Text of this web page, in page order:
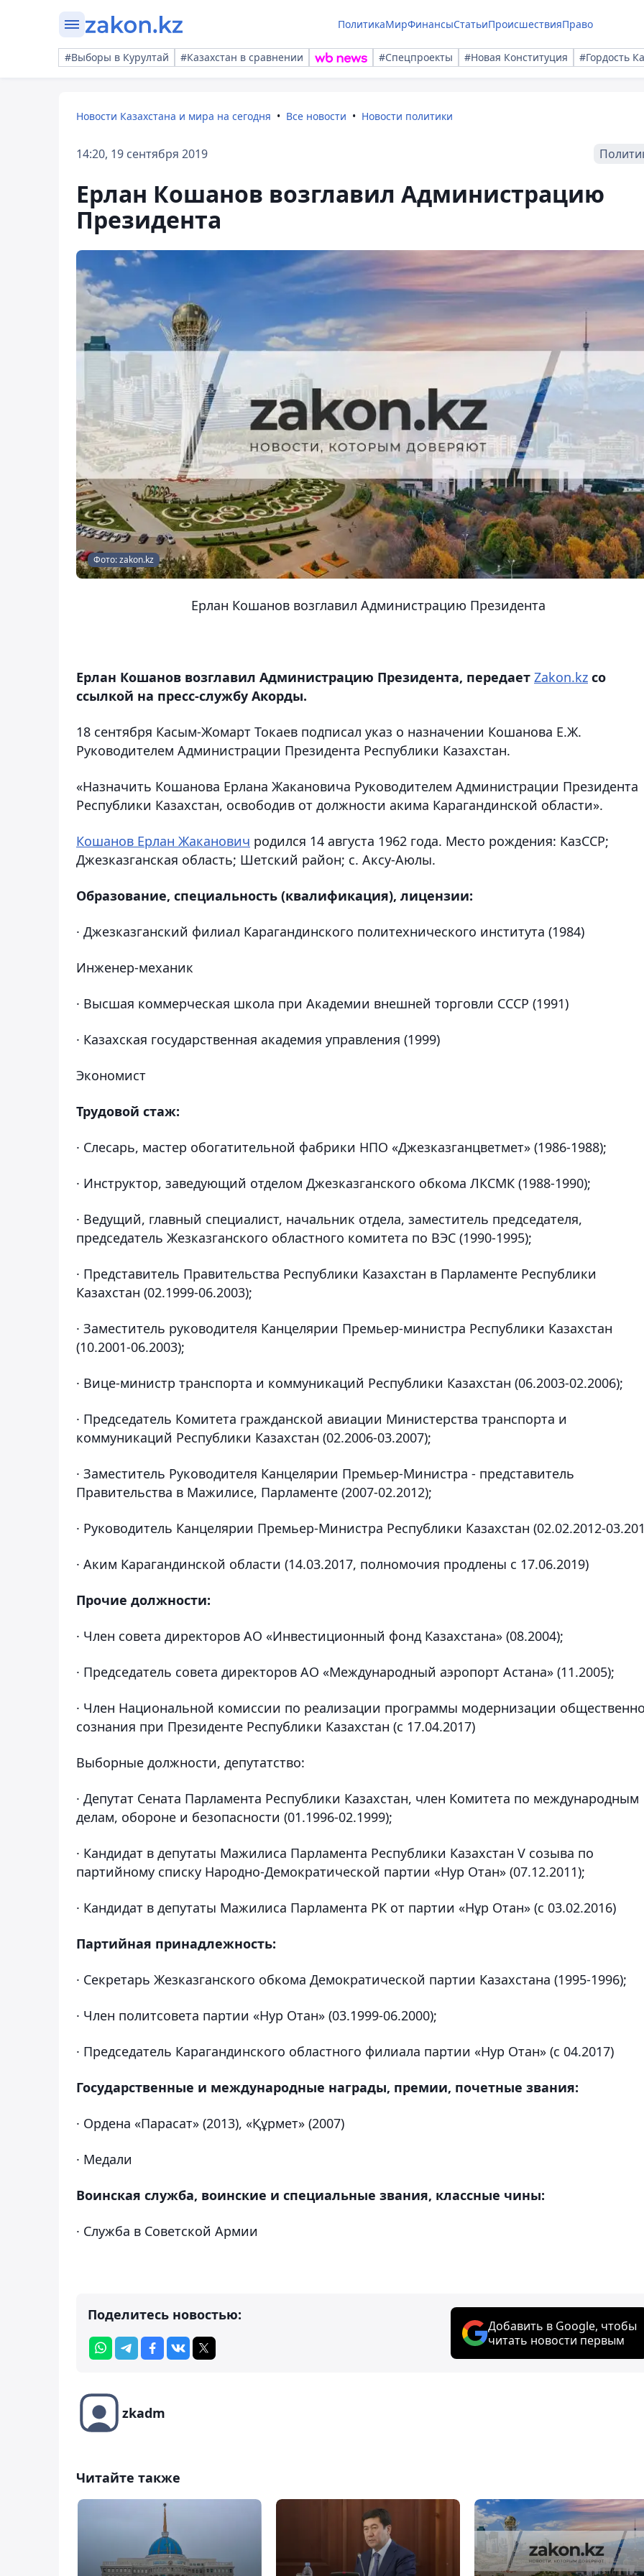
ПолитикаМирФинансыСтатьиПроисшествияПраво
#Выборы в Курултай #Казахстан в сравнении #Спецпроекты #Новая Конституция #Гордость
Новости Казахстана и мира на сегодня Все новости Новости политики
14:20, 19 сентября 2019
Ерлан Кошанов возглавил Администрацию
Президента
Фото: zakon.kz
Ерлан Кошанов возглавил Администрацию Президента
Ерлан Кошанов возглавил Администрацию Президента, передает Zakon.kz со
ссылкой на пресс-службу Акорды.
18 сентября Касым-Жомарт Токаев подписал указ о назначении Кошанова Е.Ж.
Руководителем Администрации Президента Республики Казахстан.
«Назначить Кошанова Ерлана Жакановича Руководителем Администрации Президента
Республики Казахстан, освободив от должности акима Карагандинской области».
Кошанов Ерлан Жаканович родился 14 августа 1962 года. Место рождения: КазССР;
Джезказганская область; Шетский район; с. Аксу-Аюлы.
Образование, специальность (квалификация), лицензии:
· Джезказганский филиал Карагандинского политехнического института (1984)
Инженер-механик
· Высшая коммерческая школа при Академии внешней торговли СССР (1991)
· Казахская государственная академия управления (1999)
Экономист
Трудовой стаж:
· Слесарь, мастер обогатительной фабрики НПО «Джезказганцветмет» (1986-1988);
· Инструктор, заведующий отделом Джезказганского обкома ЛКСМК (1988-1990);
· Ведущий, главный специалист, начальник отдела, заместитель председателя,
председатель Жезказганского областного комитета по ВЭС (1990-1995);
· Представитель Правительства Республики Казахстан в Парламенте Республики
Казахстан (02.1999-06.2003);
· Заместитель руководителя Канцелярии Премьер-министра Республики Казахстан
(10.2001-06.2003);
· Вице-министр транспорта и коммуникаций Республики Казахстан (06.2003-02.2006);
· Председатель Комитета гражданской авиации Министерства транспорта и
коммуникаций Республики Казахстан (02.2006-03.2007);
· Заместитель Руководителя Канцелярии Премьер-Министра - представитель
Правительства в Мажилисе, Парламенте (2007-02.2012);
· Руководитель Канцелярии Премьер-Министра Республики Казахстан (02.02.2012-
· Аким Карагандинской области (14.03.2017, полномочия продлены с 17.06.2019)
Прочие должности:
· Член совета директоров АО «Инвестиционный фонд Казахстана» (08.2004);
· Председатель совета директоров АО «Международный аэропорт Астана» (11.2005);
· Член Национальной комиссии по реализации программы модернизации
сознания при Президенте Республики Казахстан (с 17.04.2017)
Выборные должности, депутатство:
· Депутат Сената Парламента Республики Казахстан, член Комитета по международным
делам, обороне и безопасности (01.1996-02.1999);
· Кандидат в депутаты Мажилиса Парламента Республики Казахстан V созыва по
партийному списку Народно-Демократической партии «Нур Отан» (07.12.2011);
· Кандидат в депутаты Мажилиса Парламента РК от партии «Нұр Отан» (с 03.02.2016)
Партийная принадлежность:
· Секретарь Жезказганского обкома Демократической партии Казахстана (1995-1996);
· Член политсовета партии «Нур Отан» (03.1999-06.2000);
· Председатель Карагандинского областного филиала партии «Нур Отан» (с 04.2017)
Государственные и международные награды, премии, почетные звания:
· Ордена «Парасат» (2013), «Құрмет» (2007)
· Медали
Воинская служба, воинские и специальные звания, классные чины:
· Служба в Советской Армии
Поделитесь новостью:
Добавить в Google, чтобы
читать новости первым
zkadm
Читайте также